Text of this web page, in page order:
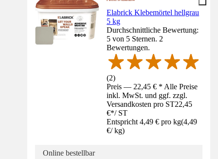
Elabrick Klebemörtel hellgrau
5 kg
Durchschnittliche Bewertung:
5 von 5 Sternen. 2
Bewertungen.
(2)
Preis — 22,45 € * Alle Preise
inkl. MwSt. und ggf. zzgl.
Versandkosten pro ST22,45
€*/ ST
Entspricht 4,49 € pro kg(4,49
€/ kg)
Online bestellbar